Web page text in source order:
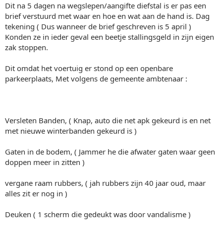
Dit na 5 dagen na wegslepen/aangifte diefstal is er pas een
brief verstuurd met waar en hoe en wat aan de hand is. Dag
tekening ( Dus wanneer de brief geschreven is 5 april )
Konden ze in ieder geval een beetje stallingsgeld in zijn eigen
zak stoppen.
Dit omdat het voertuig er stond op een openbare
parkeerplaats, Met volgens de gemeente ambtenaar :
Versleten Banden, ( Knap, auto die net apk gekeurd is en net
met nieuwe winterbanden gekeurd is )
Gaten in de bodem, ( Jammer he die afwater gaten waar geen
doppen meer in zitten )
vergane raam rubbers, ( jah rubbers zijn 40 jaar oud, maar
alles zit er nog in )
Deuken ( 1 scherm die gedeukt was door vandalisme )